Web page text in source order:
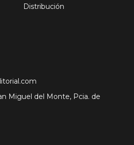
Distribución
Miguel del Monte, Pcia. de